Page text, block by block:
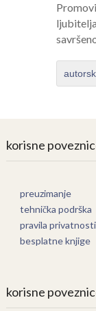
korisne
preuzimanje
tehnička podrška
pravila privatnosti
besplatne knjige
korisne